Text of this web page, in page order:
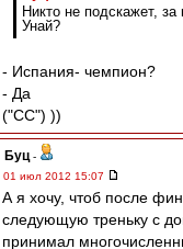
Никто не подскажет, за
Унай?
- Испания- чемпион?
- Да
("CC") ))
Буц -
01 июл 2012 15:07
А я хочу, чтоб после
следующую треньку с
принимал